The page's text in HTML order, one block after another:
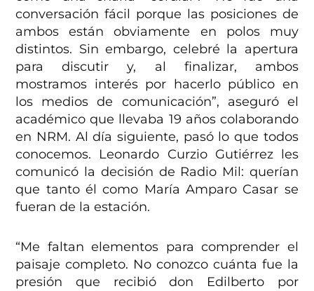
conversación fácil porque las posiciones de
ambos están obviamente en polos muy
distintos. Sin embargo, celebré la apertura
para discutir y, al finalizar, ambos
mostramos interés por hacerlo público en
los medios de comunicación”, aseguró el
académico que llevaba 19 años colaborando
en NRM. Al día siguiente, pasó lo que todos
conocemos. Leonardo Curzio Gutiérrez les
comunicó la decisión de Radio Mil: querían
que tanto él como María Amparo Casar se
fueran de la estación.
“Me faltan elementos para comprender el
paisaje completo. No conozco cuánta fue la
presión que recibió don Edilberto por